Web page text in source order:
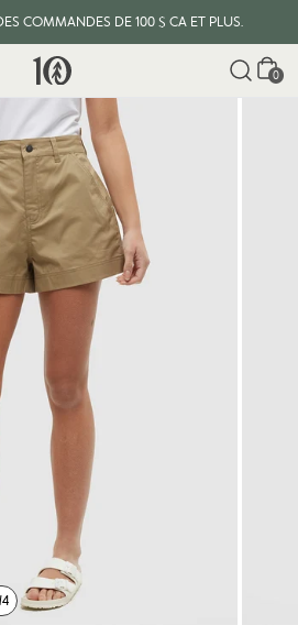
COMMANDES DE 100 $ CA ET PLUS.
Panier
0